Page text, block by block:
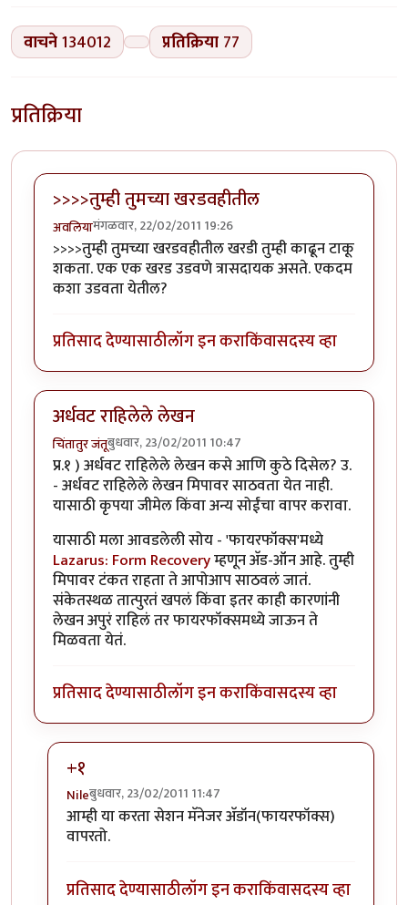
वाचने134012 प्रतिक्रिया 77
प्रतिक्रिया
>>>>तुम्ही तुमच्या खरडवहीतील
अवलियामंगळवार, 22/02/2011 19:26
>>>>तुम्ही तुमच्या खरडवहीतील खरडी तुम्ही काढून टाकू
शकता. एक एक खरड उडवणे त्रासदायक असते. एकदम
कशा उडवता येतील?
प्रतिसाद देण्यासाठीलॉग इन कराकिंवासदस्य व्हा
अर्धवट राहिलेले लेखन
चिंतातुर जंतूबुधवार, 23/02/2011 10:47
प्र.१ ) अर्धवट राहिलेले लेखन कसे आणि कुठे दिसेल? उ.
- अर्धवट राहिलेले लेखन मिपावर साठवता येत नाही.
यासाठी कृपया जीमेल किंवा अन्य सोईंचा वापर करावा.
यासाठी मला आवडलेली सोय - 'फायरफॉक्स'मध्ये
Lazarus: Form Recoveryम्हणून अ‍ॅड-ऑन आहे. तुम्ही
मिपावर टंकत राहता ते आपोआप साठवलं जातं.
संकेतस्थळ तात्पुरतं खपलं किंवा इतर काही कारणांनी
लेखन अपुरं राहिलं तर फायरफॉक्समध्ये जाऊन ते
मिळवता येतं.
प्रतिसाद देण्यासाठीलॉग इन कराकिंवासदस्य व्हा
+१
Nileबुधवार, 23/02/2011 11:47
In reply toअर्धवट राहिलेले लेखनbyचिंतातुर जंतू
आम्ही या करता सेशन मॅनेजर अ‍ॅडॉन(फायरफॉक्स)
वापरतो.
प्रतिसाद देण्यासाठीलॉग इन कराकिंवासदस्य व्हा